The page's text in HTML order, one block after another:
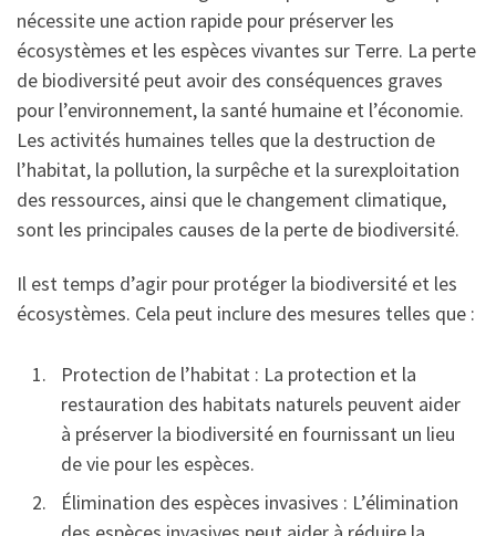
nécessite une action rapide pour préserver les
écosystèmes et les espèces vivantes sur Terre. La perte
de biodiversité peut avoir des conséquences graves
pour l’environnement, la santé humaine et l’économie.
Les activités humaines telles que la destruction de
l’habitat, la pollution, la surpêche et la surexploitation
des ressources, ainsi que le changement climatique,
sont les principales causes de la perte de biodiversité.
Il est temps d’agir pour protéger la biodiversité et les
écosystèmes. Cela peut inclure des mesures telles que :
Protection de l’habitat : La protection et la
restauration des habitats naturels peuvent aider
à préserver la biodiversité en fournissant un lieu
de vie pour les espèces.
Élimination des espèces invasives : L’élimination